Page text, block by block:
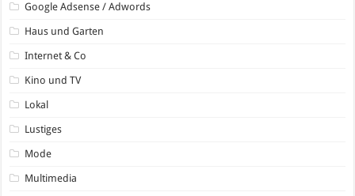
Google Adsense / Adwords
Haus und Garten
Internet & Co
Kino und TV
Lokal
Lustiges
Mode
Multimedia